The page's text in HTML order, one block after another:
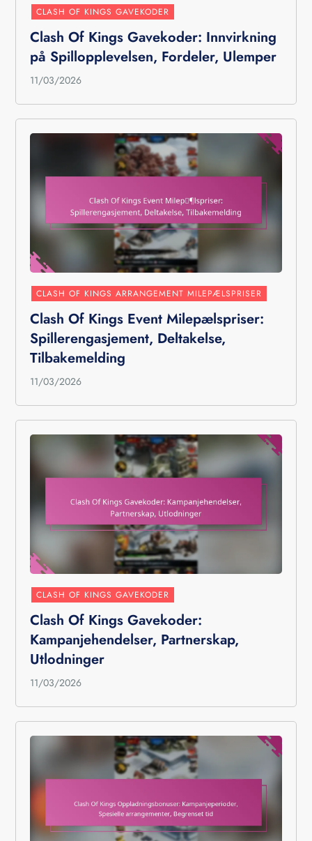
CLASH OF KINGS GAVEKODER
Clash Of Kings Gavekoder: Innvirkning
på Spillopplevelsen, Fordeler, Ulemper
11/03/2026
CLASH OF KINGS ARRANGEMENT MILEPÆLSPRISER
Clash Of Kings Event Milepælspriser:
Spillerengasjement, Deltakelse,
Tilbakemelding
11/03/2026
CLASH OF KINGS GAVEKODER
Clash Of Kings Gavekoder:
Kampanjehendelser, Partnerskap,
Utlodninger
11/03/2026